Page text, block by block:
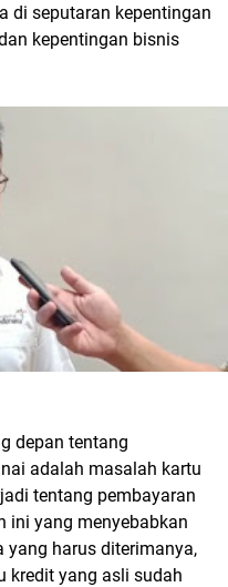
di seputaran kepentingan
kepentingan bisnis
depan tentang
adalah masalah kartu
tentang pembayaran
ini yang menyebabkan
yang harus diterimanya,
kredit yang asli sudah